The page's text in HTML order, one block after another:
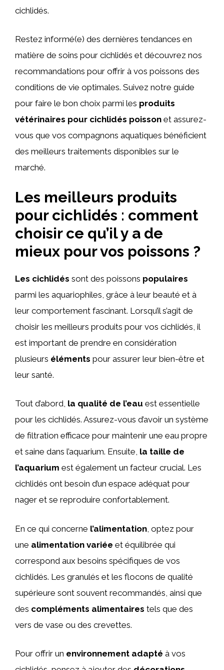
cichlidés.
Restez informé(e) des dernières tendances en
matière de soins pour cichlidés et découvrez nos
recommandations pour offrir à vos poissons des
conditions de vie optimales. Suivez notre guide
pour faire le bon choix parmi les produits
vétérinaires pour cichlidés poisson et assurez-
vous que vos compagnons aquatiques bénéficient
des meilleurs traitements disponibles sur le
marché.
Les meilleurs produits
pour cichlidés : comment
choisir ce qu’il y a de
mieux pour vos poissons ?
Les cichlidés sont des poissons populaires
parmi les aquariophiles, grâce à leur beauté et à
leur comportement fascinant. Lorsqu’il s’agit de
choisir les meilleurs produits pour vos cichlidés, il
est important de prendre en considération
plusieurs éléments pour assurer leur bien-être et
leur santé.
Tout d’abord, la qualité de l’eau est essentielle
pour les cichlidés. Assurez-vous d’avoir un système
de filtration efficace pour maintenir une eau propre
et saine dans l’aquarium. Ensuite, la taille de
l’aquarium est également un facteur crucial. Les
cichlidés ont besoin d’un espace adéquat pour
nager et se reproduire confortablement.
En ce qui concerne l’alimentation , optez pour
une alimentation variée et équilibrée qui
correspond aux besoins spécifiques de vos
cichlidés. Les granulés et les flocons de qualité
supérieure sont souvent recommandés, ainsi que
des compléments alimentaires tels que des
vers de vase ou des crevettes.
Pour offrir un environnement adapté à vos